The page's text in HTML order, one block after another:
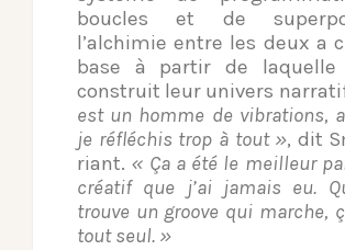
boucles et de
l’alchimie entre les deux a
base à partir de
construit leur univers
est un homme de vibrations,
je réfléchis trop à tout », dit
riant. « Ça a été le meilleur
créatif que j’ai jamais eu.
trouve un groove qui marche,
tout seul. »